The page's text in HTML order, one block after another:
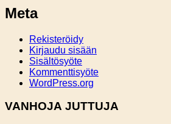
Meta
Rekisteröidy
Kirjaudu sisään
Sisältösyöte
Kommenttisyöte
WordPress.org
VANHOJA JUTTUJA